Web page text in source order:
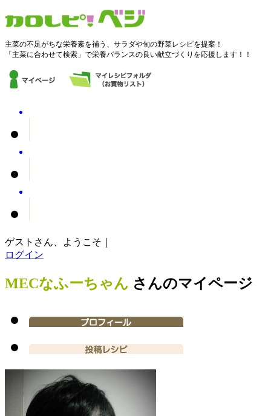
主菜の不足がちな栄養素を補う、サラダや旬の野菜レシピを提案！
「主菜に合わせて検索」で栄養バランスの良い献立づくりを応援します！！
ゲストさん、ようこそ｜
ログイン
MECなふーちゃん さんのマイページ